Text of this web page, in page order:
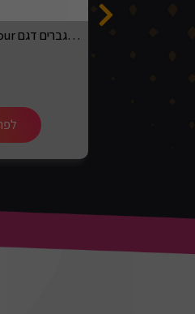
נעלי ריצה Under Armour לגברים דגם Hovr Turbulence 2